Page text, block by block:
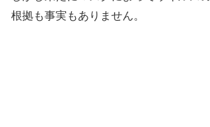
根拠も事実もありません。